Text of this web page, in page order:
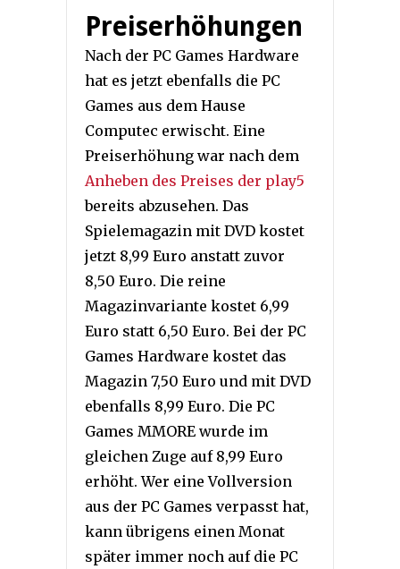
Preiserhöhungen
Nach der PC Games Hardware
hat es jetzt ebenfalls die PC
Games aus dem Hause
Computec erwischt. Eine
Preiserhöhung war nach dem
Anheben des Preises der play5
bereits abzusehen. Das
Spielemagazin mit DVD kostet
jetzt 8,99 Euro anstatt zuvor
8,50 Euro. Die reine
Magazinvariante kostet 6,99
Euro statt 6,50 Euro. Bei der PC
Games Hardware kostet das
Magazin 7,50 Euro und mit DVD
ebenfalls 8,99 Euro. Die PC
Games MMORE wurde im
gleichen Zuge auf 8,99 Euro
erhöht. Wer eine Vollversion
aus der PC Games verpasst hat,
kann übrigens einen Monat
später immer noch auf die PC